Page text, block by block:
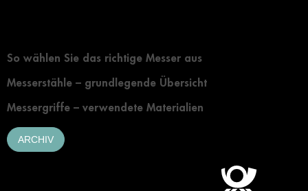
So wählen Sie das richtige Messer aus
Messerstähle – grundlegende Übersicht
Messergriffe – verwendete Materialien
ARCHIV